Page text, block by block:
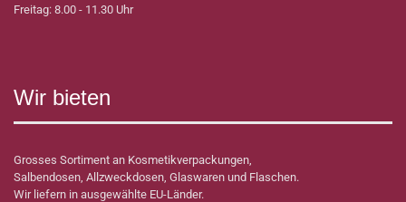
Freitag: 8.00 - 11.30 Uhr
Wir bieten
Grosses Sortiment an Kosmetikverpackungen,
Salbendosen, Allzweckdosen, Glaswaren und Flaschen.
Wir liefern in ausgewählte EU-Länder.